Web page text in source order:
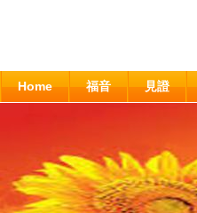
Home 福音 見證